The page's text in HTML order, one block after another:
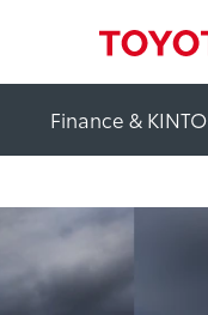
Finance & KINTO